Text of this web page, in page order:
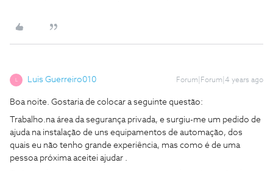
Luis Guerreiro010 Forum|Forum|4 years ago
Boa noite. Gostaria de colocar a seguinte questão:
Trabalho.na área da segurança privada, e surgiu-me um pedido de
ajuda na instalação de uns equipamentos de automação, dos
quais eu não tenho grande experiência, mas como é de uma
pessoa próxima aceitei ajudar .